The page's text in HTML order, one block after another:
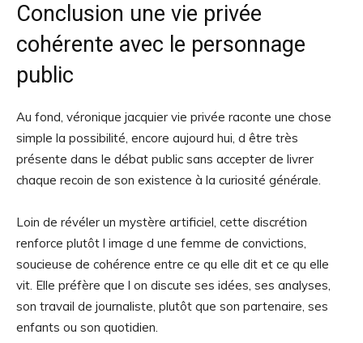
Conclusion une vie privée
cohérente avec le personnage
public
Au fond, véronique jacquier vie privée raconte une chose
simple la possibilité, encore aujourd hui, d être très
présente dans le débat public sans accepter de livrer
chaque recoin de son existence à la curiosité générale.
Loin de révéler un mystère artificiel, cette discrétion
renforce plutôt l image d une femme de convictions,
soucieuse de cohérence entre ce qu elle dit et ce qu elle
vit. Elle préfère que l on discute ses idées, ses analyses,
son travail de journaliste, plutôt que son partenaire, ses
enfants ou son quotidien.